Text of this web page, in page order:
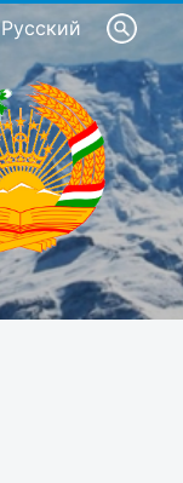
Русский